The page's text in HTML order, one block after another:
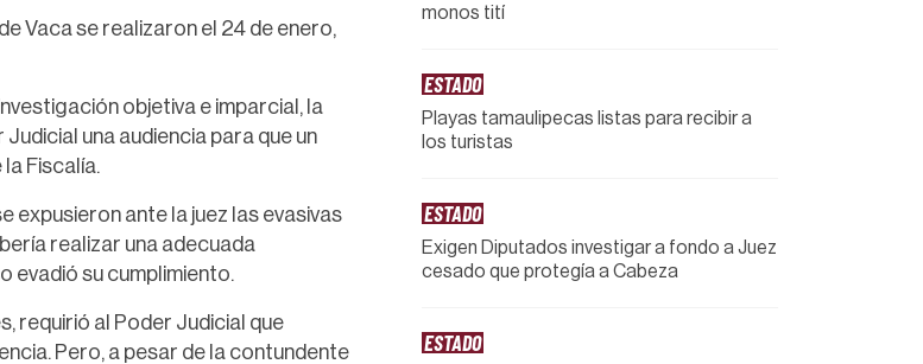
Vaca se realizaron el 24 de enero,
objetiva e imparcial, la
una audiencia para que un
Fiscalía.
expusieron ante la juez las evasivas
realizar una adecuada
evadió su cumplimiento.
requirió al Poder Judicial que
Pero, a pesar de la contundente
monos tití
ESTADO
Playas tamaulipecas listas para recibir a
los turistas
ESTADO
Exigen Diputados investigar a fondo a Juez
cesado que protegía a Cabeza
ESTADO